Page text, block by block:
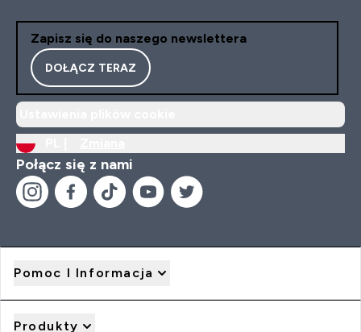
Zapisz się do naszego newslettera
DOŁĄCZ TERAZ
Połącz się z nami
Pomoc I Informacja
Produkty